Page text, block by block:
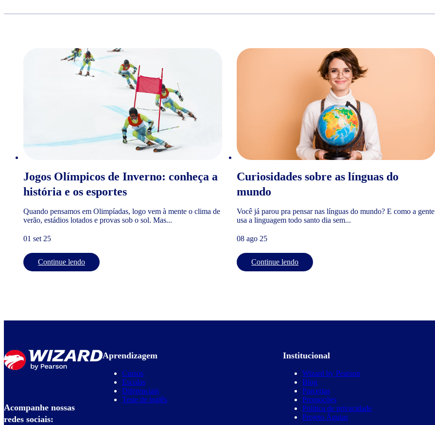
Jogos Olímpicos de Inverno: conheça a
história e os esportes
Quando pensamos em Olimpíadas, logo vem à mente o clima de
verão, estádios lotados e provas sob o sol. Mas...
01 set 25
Continue lendo
Curiosidades sobre as línguas do
mundo
Você já parou pra pensar nas línguas do mundo? E como a gente
usa a linguagem todo santo dia sem...
08 ago 25
Continue lendo
Acompanhe nossas
redes sociais:
Aprendizagem
Cursos
Escolas
Diferenciais
Teste de inglês
Institucional
Wizard by Pearson
Blog
Parcerias
Promoções
Política de privacidade
Projeto Águias